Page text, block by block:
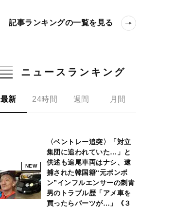
記事ランキングの一覧を見る
ニュースランキング
最新 24時間 週間 月間
NEW
〈ベントレー追突〉「対立
集団に追われていた…」と
供述も追尾車両はナシ、逮
捕された韓国籍“元ボンボ
ン”インフルエンサーの刺青
男のトラブル歴「アメ車を
買ったらパーツが…」《３